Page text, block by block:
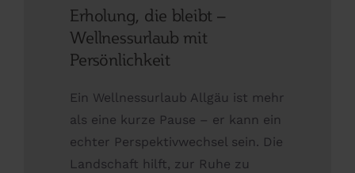
Erholung, die bleibt –
Wellnessurlaub mit
Persönlichkeit
Ein Wellnessurlaub Allgäu ist mehr
als eine kurze Pause – er kann ein
echter Perspektivwechsel sein. Die
Landschaft hilft, zur Ruhe zu